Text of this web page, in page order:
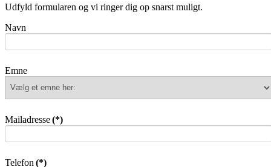
Udfyld formularen og vi ringer dig op snarst muligt.
Navn
Emne
Mailadresse(*)
Telefon (*)